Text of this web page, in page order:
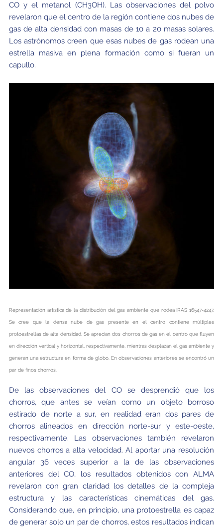
CO y el metanol (CH3OH). Las observaciones del polvo
revelaron que el centro de la región contiene dos nubes de
gas de alta densidad con masas de 10 a 20 masas solares.
Los astrónomos creen que esas nubes de gas rodean una
estrella masiva en plena formación como si fueran un
capullo.
Representación artística de la distribución del gas ambiente que rodea IRAS 16547-4247.
Se cree que la densa nube de gas presente en el centro contiene múltiples
protoestrellas de alta densidad. Se aprecian dos chorros de gas en el centro que fluyen
en dirección vertical y horizontal, respectivamente, mientras desplazan el gas ambiente y
generan una estructura en forma de globo. En observaciones anteriores se encontró un
par de finos chorros.
De las observaciones del CO se desprendió que los
chorros, que antes se veían como un objeto borroso
estirado de norte a sur, en realidad eran dos pares de
chorros alineados en dirección norte-sur y este-oeste,
respectivamente. Las observaciones también revelaron
nuevos chorros a alta velocidad. Al aportar una resolución
angular 36 veces superior a la de las observaciones
anteriores del CO, los resultados obtenidos con ALMA
revelaron con gran claridad los detalles de la compleja
estructura y las características cinemáticas del gas.
Considerando que, en principio, una protoestrella es capaz
de generar solo un par de chorros, estos resultados indican